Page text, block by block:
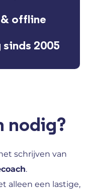
& offline
2005
nodig?
schrijven van
.
alleen een lastige,